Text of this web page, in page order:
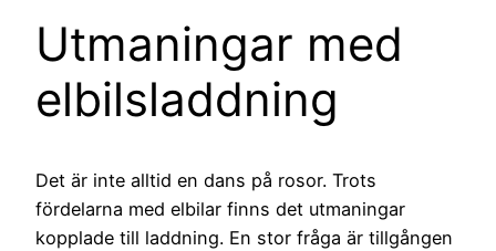
Utmaningar med
elbilsladdning
Det är inte alltid en dans på rosor. Trots
fördelarna med elbilar finns det utmaningar
kopplade till laddning. En stor fråga är tillgången